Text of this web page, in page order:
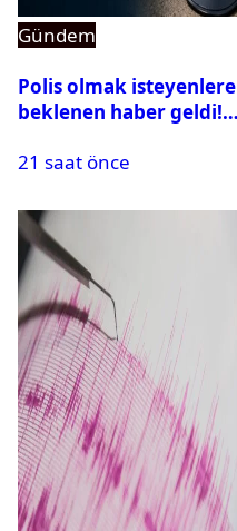
Gündem
Polis olmak isteyenlere
beklenen haber geldi!
21 saat önce